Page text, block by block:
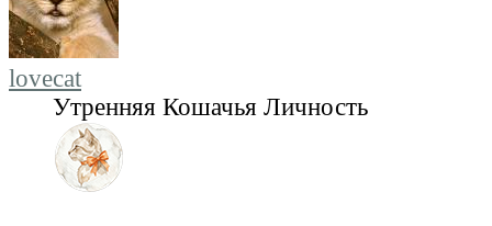
lovecat
Утренняя Кошачья Личность